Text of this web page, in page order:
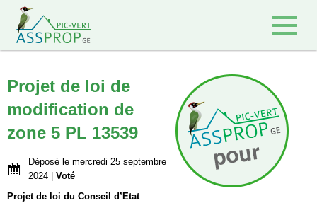
Projet de loi de
modification de
zone 5 PL 13539
Déposé le mercredi 25 septembre
2024 | Voté
Projet de loi du Conseil d’Etat